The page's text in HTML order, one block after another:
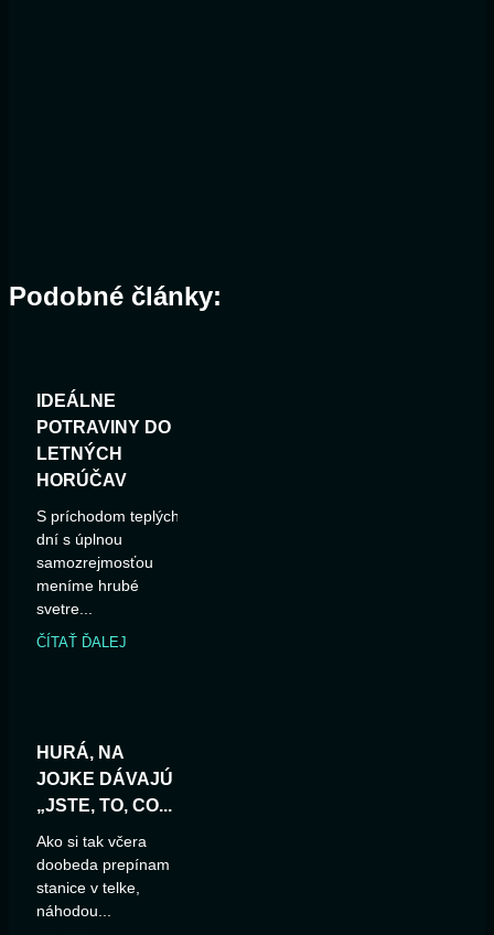
Podobné články:
IDEÁLNE
POTRAVINY DO
LETNÝCH
HORÚČAV
S príchodom teplých
dní s úplnou
samozrejmosťou
meníme hrubé
svetre...
ČÍTAŤ ĎALEJ
HURÁ, NA
JOJKE DÁVAJÚ
„JSTE, TO, CO...
Ako si tak včera
doobeda prepínam
stanice v telke,
náhodou...